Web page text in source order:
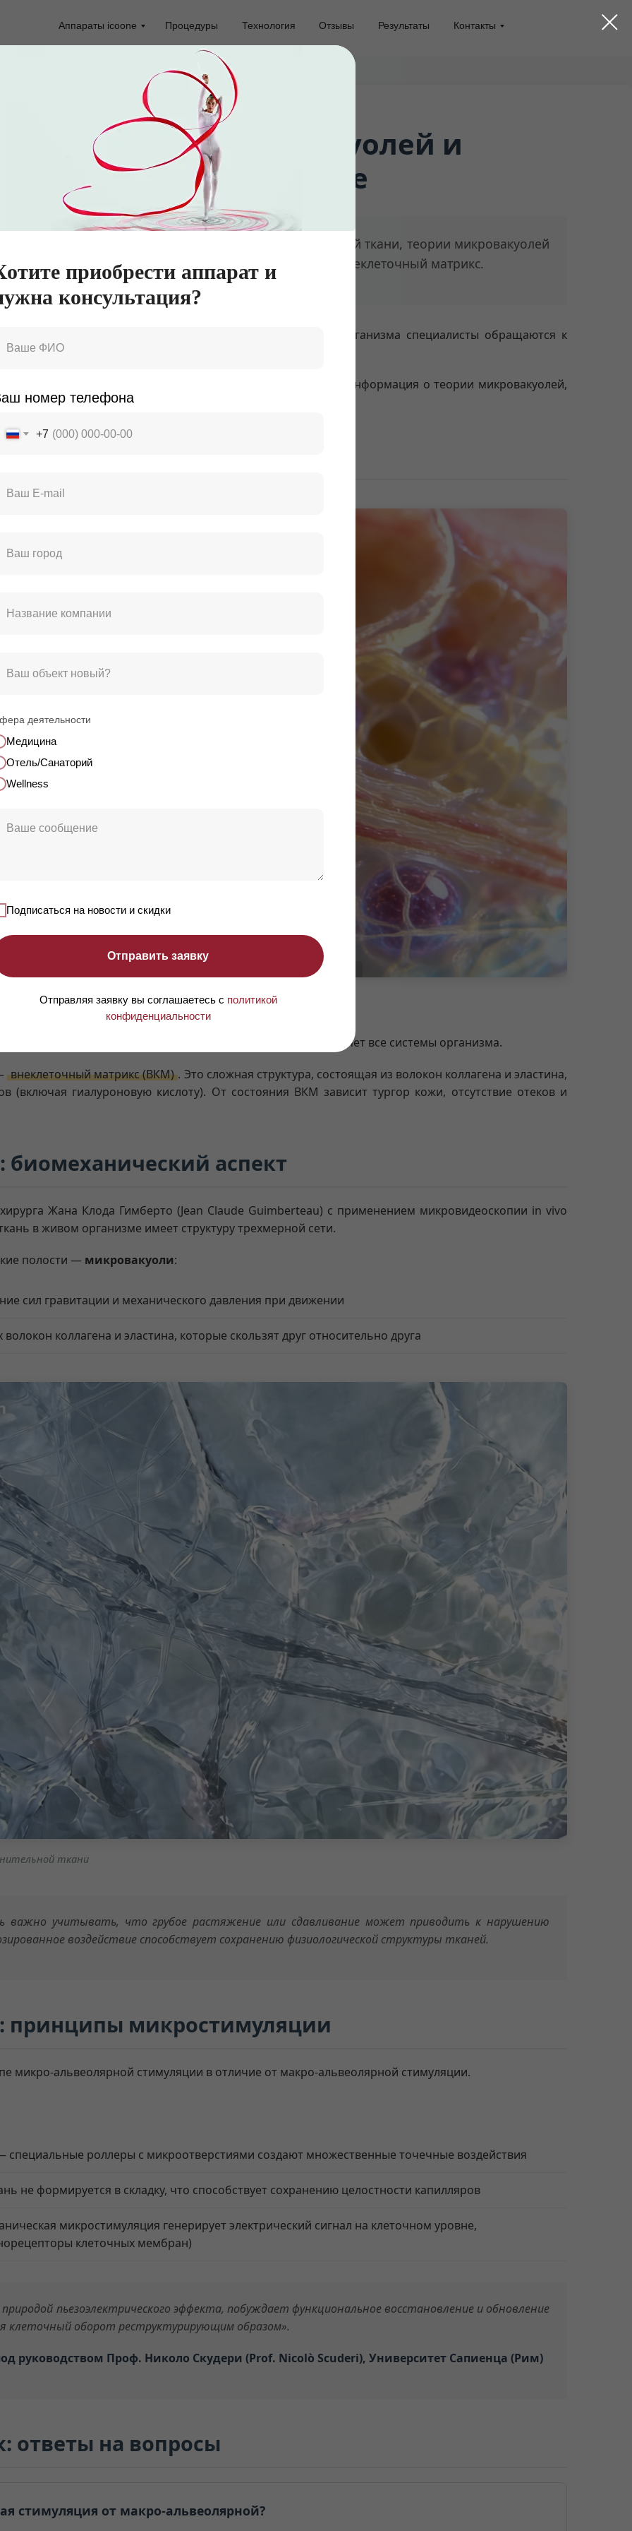
Аппараты icoone Процедуры Технология Отзывы Результаты Контакты
Теория микровакуолей и
в аппарате Icoone
технологии микростимуляции соединительной ткани, теории микровакуолей
анатомо-физиологические аспекты воздействия на внеклеточный матрикс.
различных методик аппаратного воздействия на ткани организма специалисты обращаются к
принципам.
биомеханики соединительной ткани. Ниже представлена информация о теории микровакуолей,
и внеклеточного матрикса
динамичную и повсеместную сеть, которая объединяет все системы организма.
внеклеточный матрикс (ВКМ) . Это сложная структура, состоящая из волокон коллагена и эластина,
(включая гиалуроновую кислоту). От состояния ВКМ зависит тургор кожи, отсутствие отеков и
аспект
Жана Клода Гимберто (Jean Claude Guimberteau) с применением микровидеоскопии in vivo
в живом организме имеет структуру трехмерной сети.
полости — микровакуоли:
сил гравитации и механического давления при движении
коллагена и эластина, которые скользят друг относительно друга
ткани
важно учитывать, что грубое растяжение или сдавливание может приводить к нарушению
воздействие способствует сохранению физиологической структуры тканей.
принципы микростимуляции
микро-альвеолярной стимуляции в отличие от макро-альвеолярной стимуляции.
роллеры с микроотверстиями создают множественные точечные воздействия
не формируется в складку, что способствует сохранению целостности капилляров
микростимуляция генерирует электрический сигнал на клеточном уровне,
клеточных мембран)
пьезоэлектрического эффекта, побуждает функциональное восстановление и обновление
клеточный оборот реструктурирующим образом».
руководством Проф. Николо Скудери (Prof. Nicolò Scuderi), Университет Сапиенца (Рим)
на вопросы
стимуляция от макро-альвеолярной?
приобрести аппарат и
консультация?
номер телефона
+7
деятельности
Медицина
Отель/Санаторий
Wellness
Подписаться на новости и скидки
Отправить заявку
Отправляя заявку вы соглашаетесь с политикой
конфиденциальности